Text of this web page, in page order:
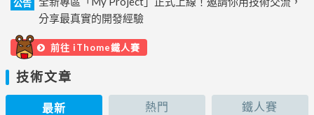
公告
分享最真實的開發經驗
前往 iThome鐵人賽
技術文章
最新 熱門 鐵人賽